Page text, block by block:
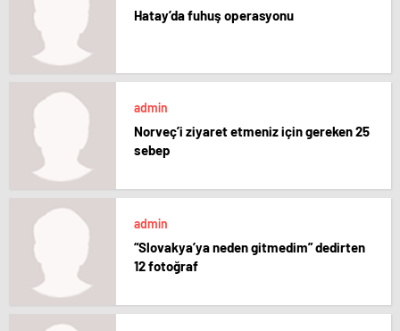
Hatay’da fuhuş operasyonu
admin
Norveç’i ziyaret etmeniz için gereken 25
sebep
admin
“Slovakya’ya neden gitmedim” dedirten
12 fotoğraf